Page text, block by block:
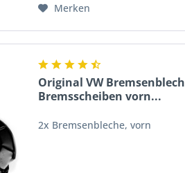
Merken
Original VW Bremsenblech
Bremsscheiben vorn...
2x Bremsenbleche, vorn